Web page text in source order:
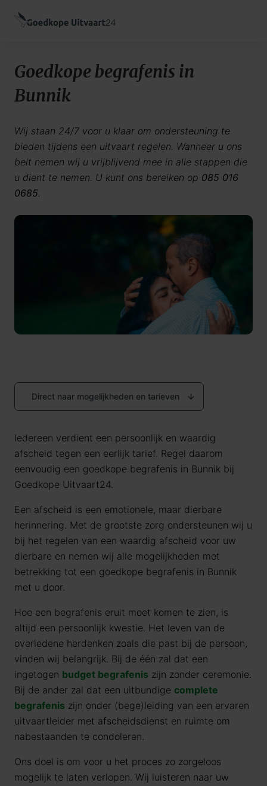
Goedkope begrafenis in
Bunnik
Wij staan 24/7 voor u klaar om ondersteuning te
bieden tijdens een uitvaart regelen. Wanneer u ons
belt nemen wij u vrijblijvend mee in alle stappen die
u dient te nemen. U kunt ons bereiken op 085 016
0685.
Direct naar mogelijkheden en tarieven
Iedereen verdient een persoonlijk en waardig
afscheid tegen een eerlijk tarief. Regel daarom
eenvoudig een goedkope begrafenis in Bunnik bij
Goedkope Uitvaart24.
Een afscheid is een emotionele, maar dierbare
herinnering. Met de grootste zorg ondersteunen wij u
bij het regelen van een waardig afscheid voor uw
dierbare en nemen wij alle mogelijkheden met
betrekking tot een goedkope begrafenis in Bunnik
met u door.
Hoe een begrafenis eruit moet komen te zien, is
altijd een persoonlijk kwestie. Het leven van de
overledene herdenken zoals die past bij de persoon,
vinden wij belangrijk. Bij de één zal dat een
ingetogen budget begrafenis zijn zonder ceremonie.
Bij de ander zal dat een uitbundige complete
begrafenis zijn onder (bege)leiding van een ervaren
uitvaartleider met afscheidsdienst en ruimte om
nabestaanden te condoleren.
Ons doel is om voor u het proces zo zorgeloos
mogelijk te laten verlopen. Wij luisteren naar uw